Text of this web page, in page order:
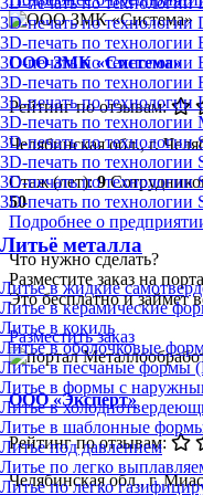
3D-печать по технологии
3D-печать по технологии
3D-печать по технологии
3D-печать по технологии
3D-печать по технологии
3D-печать по технологии
3D-печать по технологии
3D-печать по технологии
3D-печать по технологии
3D-печать по технологии
Литьё металла
Литье в жидкие
Литье в керамические
Литье в кокиль
Литье в оболочковые
Литье в песчаные формы
Литье в формы с
Литье в
Литье в шаблонные
Литье под давлением
Литье по легко
Литье по легко
ООО ЗМК «Система»
Рейтинг по отзывам:
Челябинская обл., г.
Стаж (лет):9
50
Подробнее о
Что нужно сделать?
Разместите заказ на
Это бесплатно и займет
Разместить заказ
ООО «Эксперт»
Рейтинг по отзывам:
Челябинская обл., г.